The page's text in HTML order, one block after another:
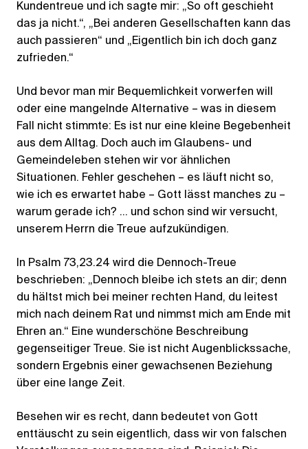
Kundentreue und ich sagte mir: „So oft geschieht
das ja nicht.“, „Bei anderen Gesellschaften kann das
auch passieren“ und „Eigentlich bin ich doch ganz
zufrieden.“
Und bevor man mir Bequemlichkeit vorwerfen will
oder eine mangelnde Alternative – was in diesem
Fall nicht stimmte: Es ist nur eine kleine Begebenheit
aus dem Alltag. Doch auch im Glaubens- und
Gemeindeleben stehen wir vor ähnlichen
Situationen. Fehler geschehen – es läuft nicht so,
wie ich es erwartet habe – Gott lässt manches zu –
warum gerade ich? … und schon sind wir versucht,
unserem Herrn die Treue aufzukündigen.
In Psalm 73,23.24 wird die Dennoch-Treue
beschrieben: „Dennoch bleibe ich stets an dir; denn
du hältst mich bei meiner rechten Hand, du leitest
mich nach deinem Rat und nimmst mich am Ende mit
Ehren an.“ Eine wunderschöne Beschreibung
gegenseitiger Treue. Sie ist nicht Augenblickssache,
sondern Ergebnis einer gewachsenen Beziehung
über eine lange Zeit.
Besehen wir es recht, dann bedeutet von Gott
enttäuscht zu sein eigentlich, dass wir von falschen